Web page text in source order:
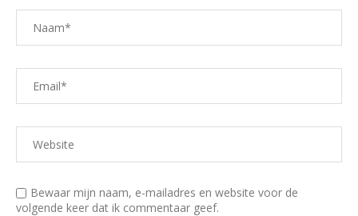
Bewaar mijn naam, e-mailadres en website voor de
volgende keer dat ik commentaar geef.